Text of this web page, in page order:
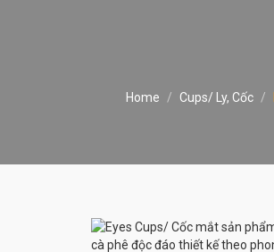
Home Cups/ Ly, Cốc